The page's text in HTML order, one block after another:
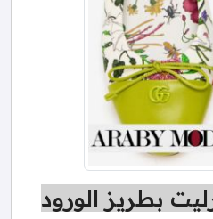
بطريز الورود